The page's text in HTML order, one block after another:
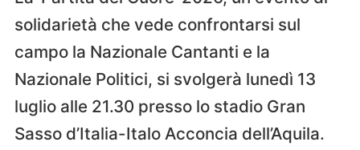
solidarietà che vede confrontarsi sul
campo la Nazionale Cantanti e la
Nazionale Politici, si svolgerà lunedì 13
luglio alle 21.30 presso lo stadio Gran
Sasso d’Italia-Italo Acconcia dell’Aquila.